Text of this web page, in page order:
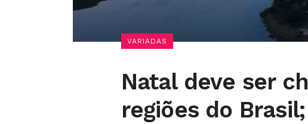
VARIADAS
Natal deve ser
regiões do